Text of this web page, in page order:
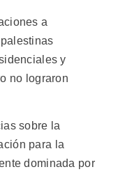
a
y
no lograron
sobre la
para la
dominada por